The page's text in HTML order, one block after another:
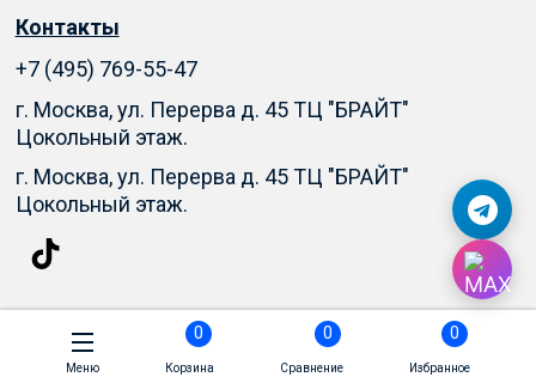
Контакты
+7 (495) 769-55-47
г. Москва, ул. Перерва д. 45 ТЦ "БРАЙТ"
Цокольный этаж.
г. Москва, ул. Перерва д. 45 ТЦ "БРАЙТ"
Цокольный этаж.
Меню
0
Корзина
0
Сравнение
0
Избранное